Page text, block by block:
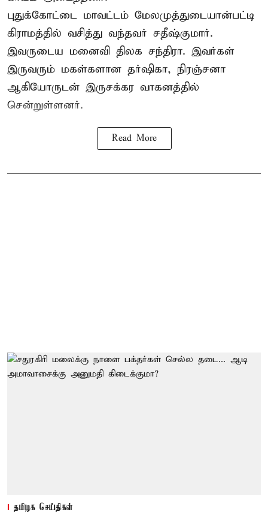
புதுக்கோட்டை மாவட்டம் மேலமுத்துடையான்பட்டி
கிராமத்தில் வசித்து வந்தவர் சதீஷ்குமார்.
இவருடைய மனைவி திலக சந்திரா. இவர்கள்
இருவரும் மகள்களான தர்ஷிகா, நிரஞ்சனா
ஆகியோருடன் இருசக்கர வாகனத்தில்
சென்றுள்ளனர்.
Read More
தமிழக செய்திகள்